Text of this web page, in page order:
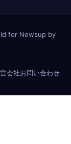
for Newsup by
会社お問い合わせ